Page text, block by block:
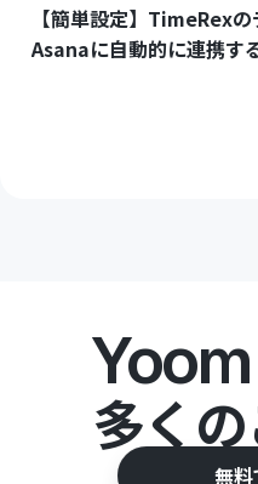
【簡単設定】TimeRex
Asanaに自動的に連携す
Yoom
多くの
無料